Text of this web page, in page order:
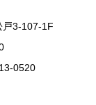
戸3-107-1F
0520